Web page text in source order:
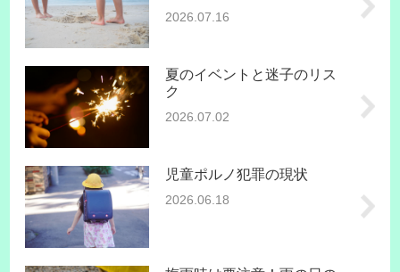
2026.07.16
夏のイベントと迷子のリス
ク
2026.07.02
児童ポルノ犯罪の現状
2026.06.18